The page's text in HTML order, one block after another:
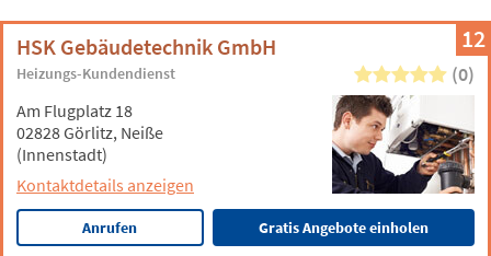
12
HSK Gebäudetechnik GmbH
Heizungs-Kundendienst (0)
Am Flugplatz 18
02828 Görlitz, Neiße
(Innenstadt)
Kontaktdetails anzeigen
Anrufen Gratis Angebote einholen